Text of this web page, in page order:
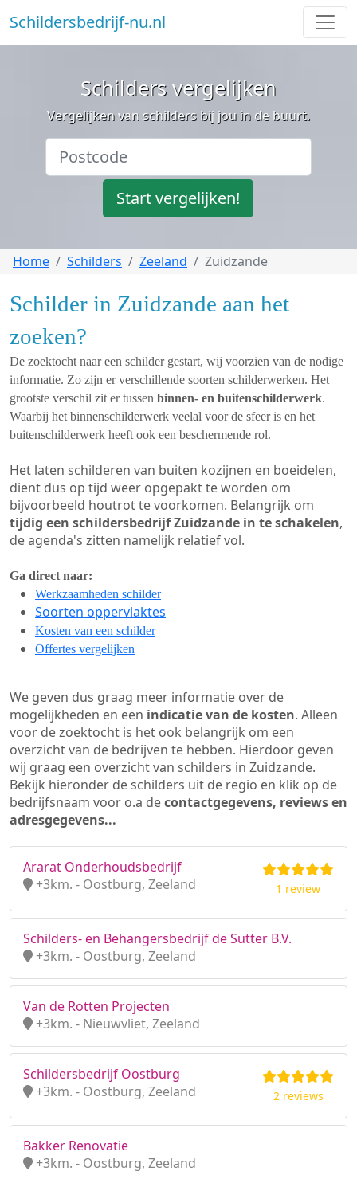
Schildersbedrijf-nu.nl
Schilders vergelijken
Vergelijken van schilders bij jou in de buurt.
Start vergelijken!
Home Schilders Zeeland Zuidzande
Schilder in Zuidzande aan het
zoeken?
De zoektocht naar een schilder gestart, wij voorzien van de nodige
informatie. Zo zijn er verschillende soorten schilderwerken. Het
grootste verschil zit er tussen binnen- en buitenschilderwerk.
Waarbij het binnenschilderwerk veelal voor de sfeer is en het
buitenschilderwerk heeft ook een beschermende rol.
Het laten schilderen van buiten kozijnen en boeidelen,
dient dus op tijd weer opgepakt te worden om
bijvoorbeeld houtrot te voorkomen. Belangrijk om
tijdig een schildersbedrijf Zuidzande in te schakelen,
de agenda's zitten namelijk relatief vol.
Ga direct naar:
Werkzaamheden schilder
Soorten oppervlaktes
Kosten van een schilder
Offertes vergelijken
We geven dus graag meer informatie over de
mogelijkheden en een indicatie van de kosten. Alleen
voor de zoektocht is het ook belangrijk om een
overzicht van de bedrijven te hebben. Hierdoor geven
wij graag een overzicht van schilders in Zuidzande.
Bekijk hieronder de schilders uit de regio en klik op de
bedrijfsnaam voor o.a decontactgegevens, reviews en
adresgegevens...
Ararat Onderhoudsbedrijf
+3km. - Oostburg, Zeeland
1 review
Schilders- en Behangersbedrijf de Sutter B.V.
+3km. - Oostburg, Zeeland
Van de Rotten Projecten
+3km. - Nieuwvliet, Zeeland
Schildersbedrijf Oostburg
+3km. - Oostburg, Zeeland
2 reviews
Bakker Renovatie
+3km. - Oostburg, Zeeland